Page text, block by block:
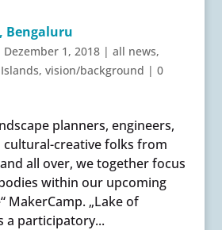
Bengaluru
Dezember 1, 2018| all news,
, vision/background | 0
planners, engineers,
cultural-creative folks from
all over, we together focus
within our upcoming
MakerCamp. „Lake of
a participatory...